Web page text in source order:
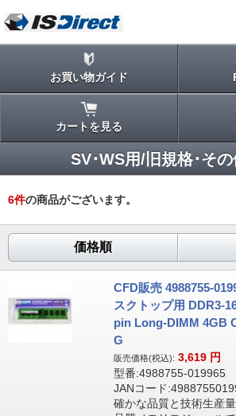
お買い物ガイド
カートを見る
SV･WS用/旧規格･そ
6件の商品がございます。
価格順
CFD販売 4988755-
スクトップ用 DDR3-
pin Long-DIMM 4GB
G
販売価格(税込): 3,619 円
型番:4988755-019965
JANコード
確かな品質と技術生産